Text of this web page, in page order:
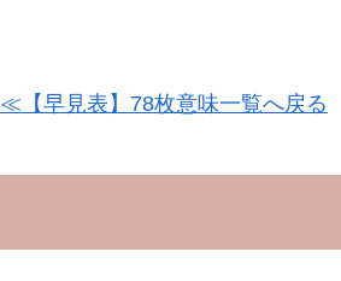
≪【早見表】78枚意味一覧へ戻る